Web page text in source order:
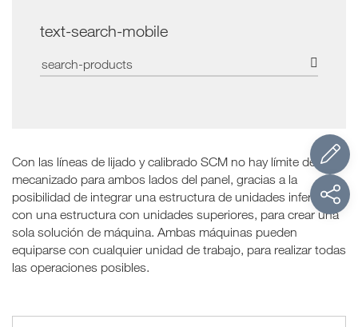
text-search-mobile
Con las líneas de lijado y calibrado SCM no hay límite de
mecanizado para ambos lados del panel, gracias a la
posibilidad de integrar una estructura de unidades inferiores
con una estructura con unidades superiores, para crear una
sola solución de máquina. Ambas máquinas pueden
equiparse con cualquier unidad de trabajo, para realizar todas
las operaciones posibles.